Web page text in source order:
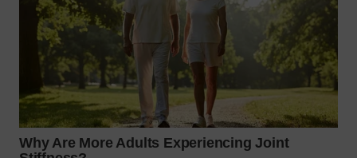
WN
SIMALUNGUN
WN
LABUHANBATU
WN